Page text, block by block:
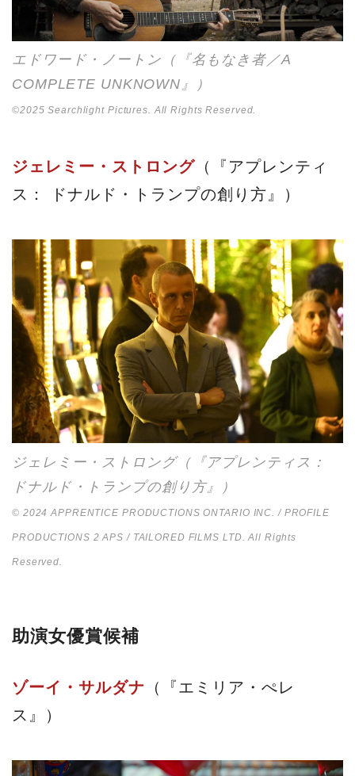
エドワード・ノートン（『名もなき者／A
COMPLETE UNKNOWN』）
©2025 Searchlight Pictures. All Rights Reserved.
ジェレミー・ストロング（『アプレンティ
ス： ドナルド・トランプの創り方』）
ジェレミー・ストロング（『アプレンティス：
ドナルド・トランプの創り方』）
© 2024 APPRENTICE PRODUCTIONS ONTARIO INC. / PROFILE
PRODUCTIONS 2 APS / TAILORED FILMS LTD. All Rights
Reserved.
助演女優賞候補
ゾーイ・サルダナ （『エミリア・ぺレ
ス』）